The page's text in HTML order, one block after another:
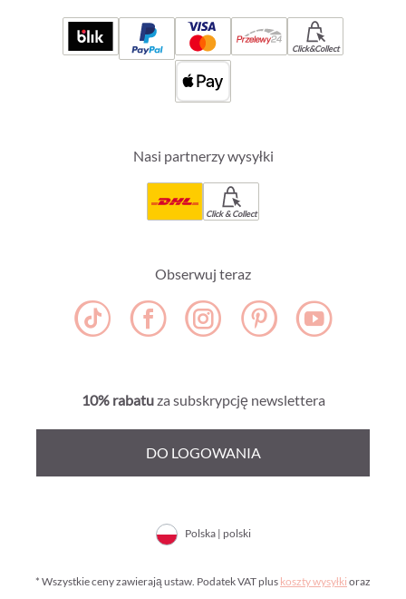
Click&Collect
Nasi partnerzy wysyłki
Click & Collect
Obserwuj teraz
10% rabatuza subskrypcję newslettera
DO LOGOWANIA
Polska | polski
* Wszystkie ceny zawierają ustaw. Podatek VAT plus koszty wysyłki oraz